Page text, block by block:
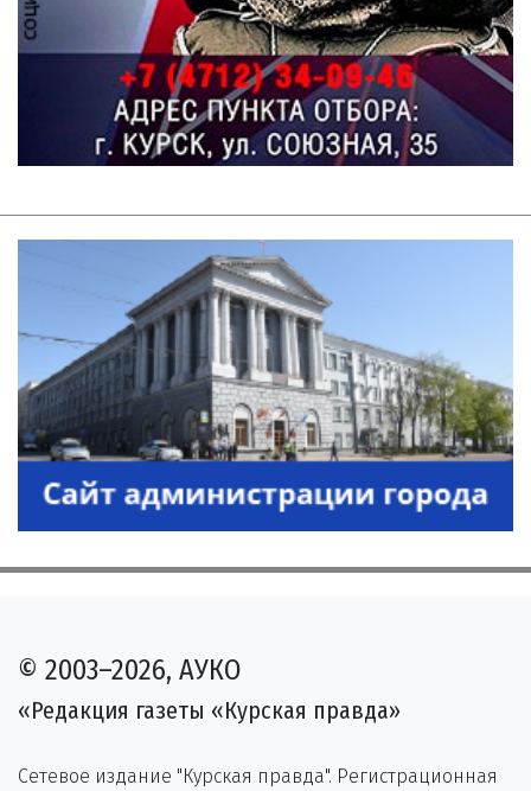
© 2003–2026, АУКО
«Редакция газеты «Курская правда»
Сетевое издание "Курская правда". Регистрационная